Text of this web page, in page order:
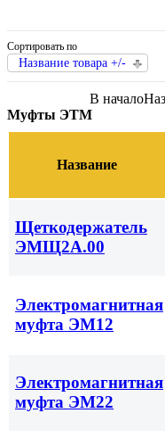
Сортировать по
Название товара +/-
В начало
Муфты ЭТМ
Название
Щеткодержатель
ЭМЩ2А.00
Электромагнитная
муфта ЭМ12
Электромагнитная
муфта ЭМ22